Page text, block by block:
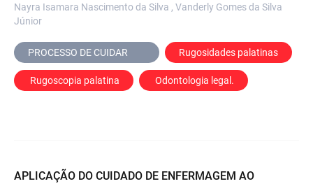
Nayra Isamara Nascimento da Silva , Vanderly Gomes da Silva
Júnior
Rugosidades palatinas
Rugoscopia palatina Odontologia legal.
APLICAÇÃO DO CUIDADO DE ENFERMAGEM AO